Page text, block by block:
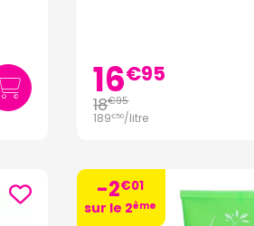
16€95
18€95
189€50/litre
-2€01
sur le 2ème